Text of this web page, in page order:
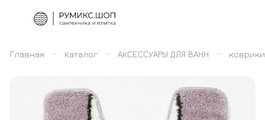
Главная – Каталог – АКСЕССУАРЫ ДЛЯ ВАНН –